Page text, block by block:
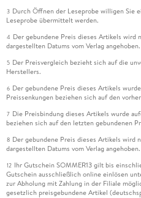
3 Durch Öffnen der Leseprobe willigen Sie
Leseprobe übermittelt werden.
4 Der gebundene Preis dieses Artikels wird
dargestellten Datums vom Verlag angehoben.
5 Der Preisvergleich bezieht sich auf die
Herstellers.
6 Der gebundene Preis dieses Artikels
Preissenkungen beziehen sich auf den
7 Die Preisbindung dieses Artikels wurde
beziehen sich auf den letzten gebundenen
8 Der gebundene Preis dieses Artikels wird
dargestellten Datums vom Verlag angehoben.
12 Ihr Gutschein SOMMER13 gilt bis
Gutschein ausschließlich online einlösen
zur Abholung mit Zahlung in der Filiale
gesetzlich preisgebundene Artikel